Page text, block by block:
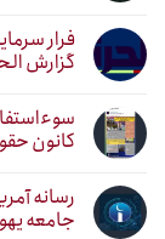
فرار
گزارش
کانون
رسانه
جامعه